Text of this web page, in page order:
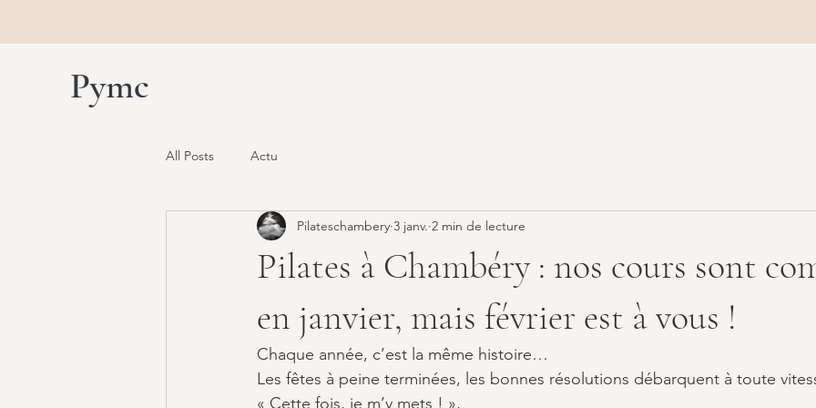
Pymc
All Posts Actu
Pilates à Chambéry : nos cours sont
en janvier, mais février est à vous !
Pilateschambery 3 janv. 2 min de lecture
Chaque année, c’est la même histoire…
Les fêtes à peine terminées, les bonnes résolutions débarquent à toute
« Cette fois, je m’y mets ! »,